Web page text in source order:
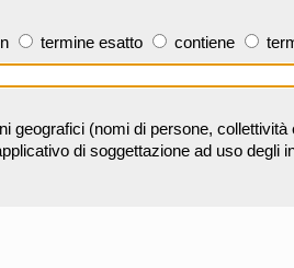
termine esatto contiene
geografici (nomi di persone,
di soggettazione ad uso degli